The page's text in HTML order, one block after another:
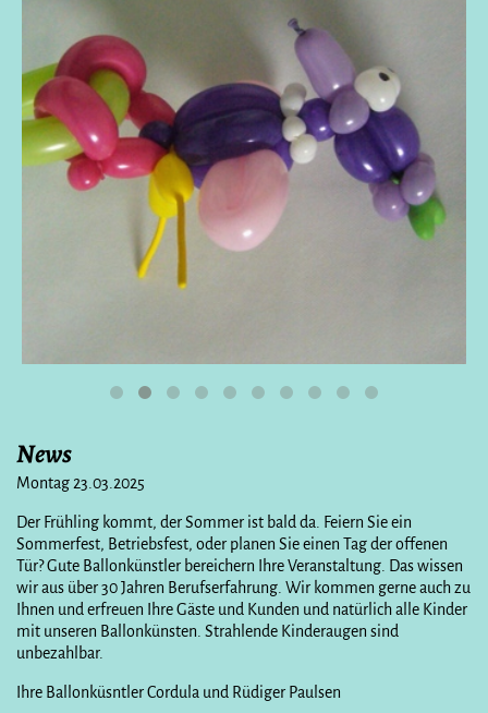
News
Montag 23.03.2025
Der Frühling kommt, der Sommer ist bald da. Feiern Sie ein
Sommerfest, Betriebsfest, oder planen Sie einen Tag der offenen
Tür? Gute Ballonkünstler bereichern Ihre Veranstaltung. Das wissen
wir aus über 30 Jahren Berufserfahrung. Wir kommen gerne auch zu
Ihnen und erfreuen Ihre Gäste und Kunden und natürlich alle Kinder
mit unseren Ballonkünsten. Strahlende Kinderaugen sind
unbezahlbar.
Ihre Ballonküsntler Cordula und Rüdiger Paulsen